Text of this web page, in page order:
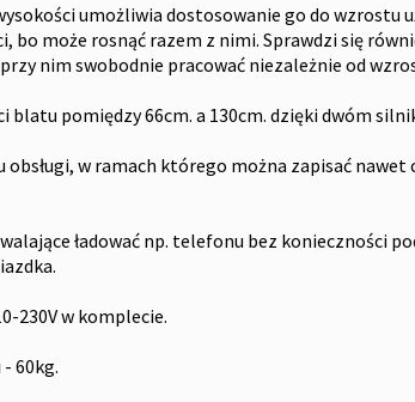
umożliwia dostosowanie go do wzrostu
bo może rosnąć razem z nimi. Sprawdzi się
nim swobodnie pracować niezależnie od
blatu pomiędzy 66cm. a 130cm. dzięki dwóm
obsługi, w ramach którego można zapisać
ładować np. telefonu bez konieczności
230V w komplecie.
60kg.